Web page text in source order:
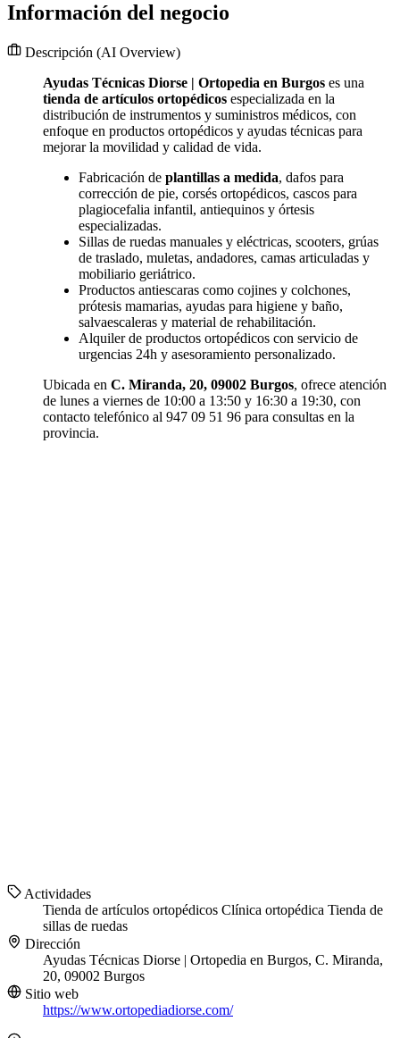
Información del negocio
Descripción (AI Overview)
Ayudas Técnicas Diorse | Ortopedia en Burgos es una
tienda de artículos ortopédicos especializada en la
distribución de instrumentos y suministros médicos, con
enfoque en productos ortopédicos y ayudas técnicas para
mejorar la movilidad y calidad de vida.
Fabricación de plantillas a medida, dafos para
corrección de pie, corsés ortopédicos, cascos para
plagiocefalia infantil, antiequinos y órtesis
especializadas.
Sillas de ruedas manuales y eléctricas, scooters, grúas
de traslado, muletas, andadores, camas articuladas y
mobiliario geriátrico.
Productos antiescaras como cojines y colchones,
prótesis mamarias, ayudas para higiene y baño,
salvaescaleras y material de rehabilitación.
Alquiler de productos ortopédicos con servicio de
urgencias 24h y asesoramiento personalizado.
Ubicada en C. Miranda, 20, 09002 Burgos, ofrece atención
de lunes a viernes de 10:00 a 13:50 y 16:30 a 19:30, con
contacto telefónico al 947 09 51 96 para consultas en la
provincia.
Actividades
Tienda de artículos ortopédicos Clínica ortopédica Tienda de
sillas de ruedas
Dirección
Ayudas Técnicas Diorse | Ortopedia en Burgos, C. Miranda,
20, 09002 Burgos
Sitio web
https://www.ortopediadiorse.com/